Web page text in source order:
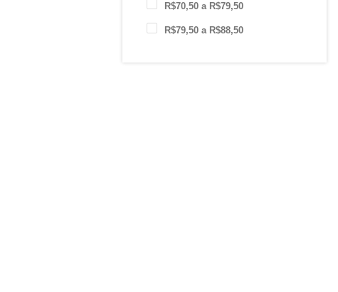
R$70,50 a R$79,50
R$79,50 a R$88,50